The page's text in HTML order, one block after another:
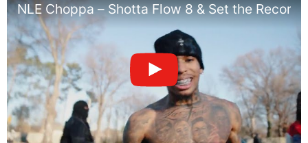
NLE Choppa – Shotta Flow 8 & Set the